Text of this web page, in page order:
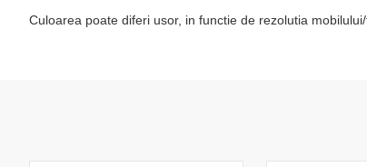
Culoarea poate diferi usor, in functie de rezolutia